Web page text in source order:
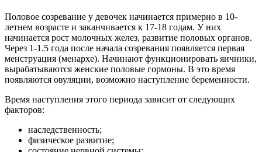
Половое созревание у девочек начинается примерно в 10-
летнем возрасте и заканчивается к 17-18 годам. У них
начинается рост молочных желез, развитие половых органов.
Через 1-1.5 года после начала созревания появляется первая
менструация (менархе). Начинают функционировать яичники,
вырабатываются женские половые гормоны. В это время
появляются овуляции, возможно наступление беременности.
Время наступления этого периода зависит от следующих
факторов:
наследственность;
физическое развитие;